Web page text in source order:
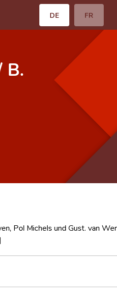
DE FR
B.
Pol Michels und Gust. van